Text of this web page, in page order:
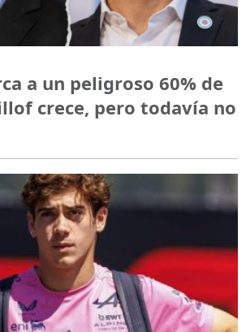
a un peligroso 60% de
crece, pero todavía no